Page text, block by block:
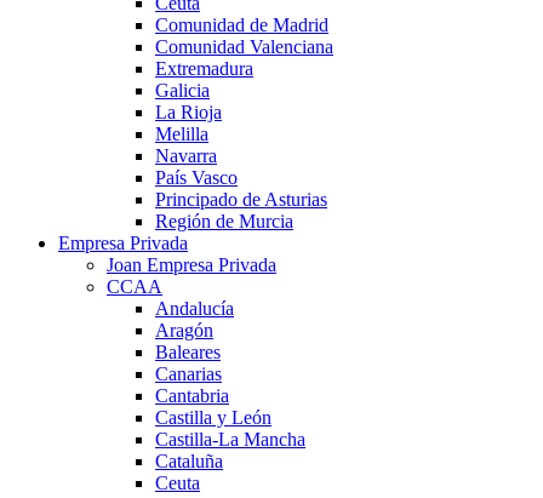
Comunidad de Madrid
Comunidad Valenciana
Extremadura
Galicia
La Rioja
Melilla
Navarra
País Vasco
Principado de Asturias
Región de Murcia
Empresa Privada
Joan Empresa Privada
CCAA
Andalucía
Aragón
Baleares
Canarias
Cantabria
Castilla y León
Castilla-La Mancha
Cataluña
Ceuta